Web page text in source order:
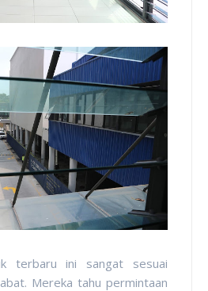
terbaru ini sangat sesuai
Mereka tahu permintaan